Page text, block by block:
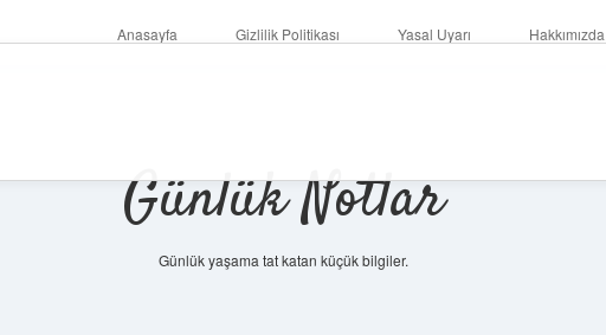
Anasayfa Gizlilik Politikası Yasal Uyarı Hakkımızda
Günlük Notlar
Günlük yaşama tat katan küçük bilgiler.